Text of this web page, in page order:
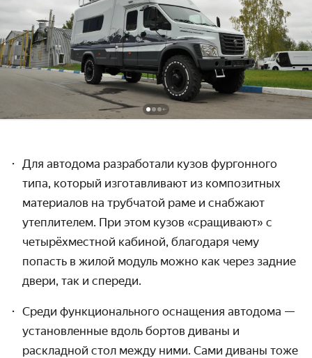
Для автодома разработали кузов фургонного
типа, который изготавли­вают из композитных
материалов на трубчатой раме и снабжают
утеплителем. При этом кузов «сращивают» с
четырёх­местной кабиной, благодаря чему
попасть в жилой модуль можно как через задние
двери, так и спереди.
Среди функционального оснащения автодома —
установ­ленные вдоль бортов диваны и
раскладной стол между ними. Сами диваны тоже